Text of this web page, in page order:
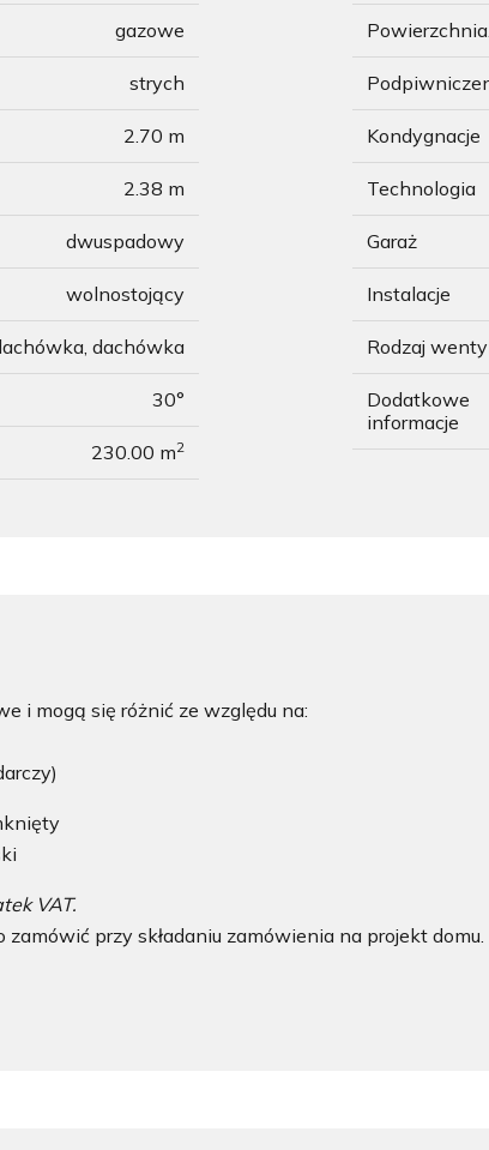
gazowe
strych
2.70 m
2.38 m
dwuspadowy
wolnostojący
dachówka
30°
230.00 m2
Kondygnacje
Technologia
Garaż
Instalacje
Rodzaj
Dodatkowe
informacje
i mogą się różnić ze względu na:
VAT.
przy składaniu zamówienia na projekt domu.